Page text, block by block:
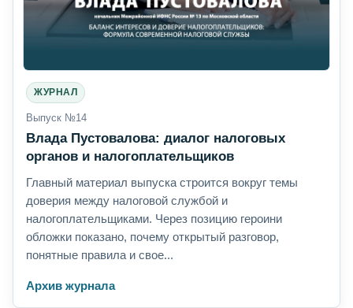
ЖУРНАЛ
Выпуск №14
Влада Пустовалова: диалог налоговых
органов и налогоплательщиков
Главный материал выпуска строится вокруг темы
доверия между налоговой службой и
налогоплательщиками. Через позицию героини
обложки показано, почему открытый разговор,
понятные правила и свое...
Архив журнала